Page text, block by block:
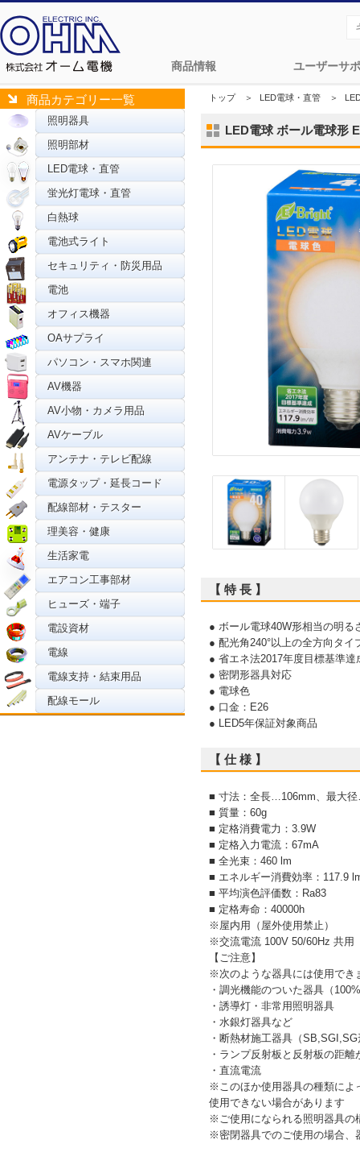
商品情報 ユーザーサ
商品カテゴリー一覧
照明器具
照明部材
LED電球・直管
蛍光灯電球・直管
白熱球
電池式ライト
セキュリティ・防災用品
電池
オフィス機器
OAサプライ
パソコン・スマホ関連
AV機器
AV小物・カメラ用品
AVケーブル
アンテナ・テレビ配線
電源タップ・延長コード
配線部材・テスター
理美容・健康
生活家電
エアコン工事部材
ヒューズ・端子
電設資材
電線
電線支持・結束用品
配線モール
トップ＞ LED電球・直管 ＞
LED電球 ボール電球形
【 特 長 】
● ボール電球40W形相当の明る
● 配光角240°以上の全方向タイ
● 省エネ法2017年度目標基準達
● 密閉形器具対応
● 電球色
● 口金：E26
● LED5年保証対象商品
【 仕 様 】
■ 寸法：全長…106mm、最大
■ 質量：60g
■ 定格消費電力：3.9W
■ 定格入力電流：67mA
■ 全光束：460 lm
■ エネルギー消費効率：117.9
■ 平均演色評価数：Ra83
■ 定格寿命：40000h
※屋内用（屋外使用禁止）
※交流電流 100V 50/60Hz 共用
【ご注意】
※次のような器具には使用でき
・調光機能のついた器具（
・誘導灯・非常用照明器具
・水銀灯器具など
・断熱材施工器具（
・ランプ反射板と反射板の距離
・直流電流
※このほか使用器具の種類によ
使用できない場合があります
※ご使用になられる照明器具の
※密閉器具でのご使用の場合、